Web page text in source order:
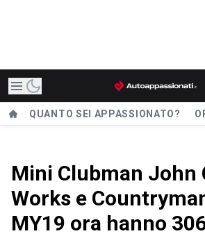
QUANTO SEI APPASSIONATO?
Mini Clubman John
Works e
MY19 ora hanno